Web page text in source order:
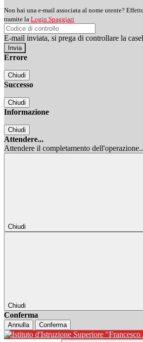
Non hai una e-mail associata al nome utente?
tramite la Login Spaggiari
E-mail inviata, si prega di controllare la
Errore
Chiudi
Successo
Chiudi
Informazione
Chiudi
Attendere...
Attendere il completamento
Chiudi
Chiudi
Conferma
Annulla Conferma